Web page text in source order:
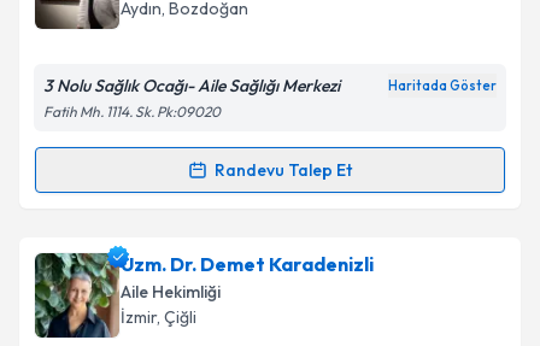
Kişisel verilerimin işlenmesine ilişkin
Metni'ni okudum ve kişisel verilerimin belirtilen
Takvim Talebini Gönder
Aydın, Bozdoğan
3 Nolu Sağlık Ocağı- Aile Sağlığı Merkezi Haritada Göster
Fatih Mh. 1114. Sk. Pk:09020
Randevu Talep Et
Randevu Takvimi Talebi
Uzm. Dr. Özgür Şakir Belleriçin randevu takvimi
talebi oluşturun. Size bu uzmandan randevu almanız
için bir takvim hazırlandığında e-posta ile
bilgilendireceğiz.
Uzm. Dr. Demet Karadenizli
Aile Hekimliği
İzmir, Çiğli